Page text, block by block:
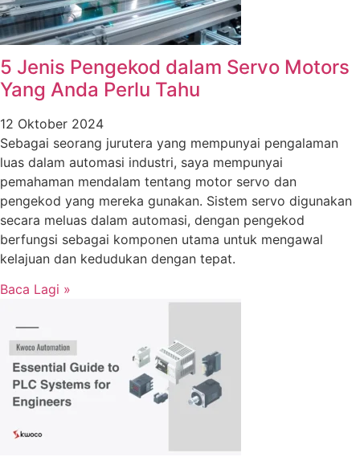
5 Jenis Pengekod dalam Servo Motors
Yang Anda Perlu Tahu
12 Oktober 2024
Sebagai seorang jurutera yang mempunyai pengalaman
luas dalam automasi industri, saya mempunyai
pemahaman mendalam tentang motor servo dan
pengekod yang mereka gunakan. Sistem servo digunakan
secara meluas dalam automasi, dengan pengekod
berfungsi sebagai komponen utama untuk mengawal
kelajuan dan kedudukan dengan tepat.
Baca Lagi »